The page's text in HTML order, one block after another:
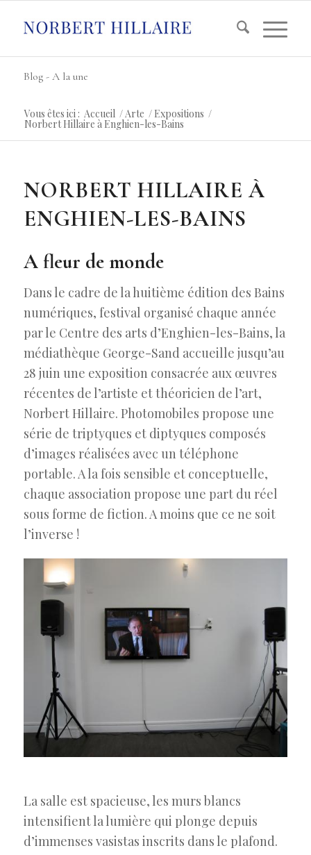
Blog - A la une
Vous êtes ici : Accueil /Arte / Expositions /
Norbert Hillaire à Enghien-les-Bains
NORBERT HILLAIRE À
ENGHIEN-LES-BAINS
A fleur de monde
Dans le cadre de la huitième édition des Bains
numériques, festival organisé chaque année
par le Centre des arts d’Enghien-les-Bains, la
médiathèque George-Sand accueille jusqu’au
28 juin une exposition consacrée aux œuvres
récentes de l’artiste et théoricien de l’art,
Norbert Hillaire. Photomobiles propose une
série de triptyques et diptyques composés
d’images réalisées avec un téléphone
portable. A la fois sensible et conceptuelle,
chaque association propose une part du réel
sous forme de fiction. A moins que ce ne soit
l’inverse !
La salle est spacieuse, les murs blancs
intensifient la lumière qui plonge depuis
d’immenses vasistas inscrits dans le plafond.